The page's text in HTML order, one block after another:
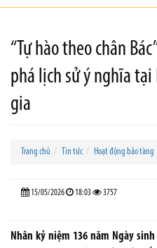
“Tự hào theo chân
phá lịch sử ý nghĩa tại
gia
Trang chủ Tin tức Hoạt động bảo tàng
15/05/2026 18:03 3757
Nhân kỷ niệm 136 năm Ngày